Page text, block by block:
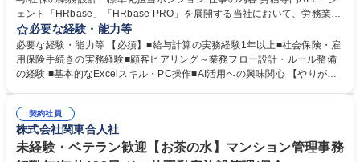
ェント「HRbase」「HRbase PRO」を展開する当社において、労務業務
のオペレーション設計担当をクライアントの課題や要望をヒアリングし、
業務設計やシステム設定へと落とし込むポジションです。 【具体的に
は】・業務オペレーション設計（要件定義/顧客ヒアリング/業務オペレー
ションの洗い出し、ルール整備、システム設定) ・業務マニュアル作成、
（年調等の年次業務など） 募集職種 【フルリモート/フルフレックス】給
与/社保の業務設計・標準化担当ポジション
必要な経験・能力等
必要な経験・能力等 【必須】■給与計算の実務経験1年以上■社会保険・雇
用保険手続きの実務経験■顧客ヒアリング～業務フロー設計・ルール整備
の経験 ■基本的なExcelスキル・PC操作■AI活用への興味関心 【やりが
る設計にとどまらず、ご自身が現場のエキスパートとしてオペレーション
を実行する機会もあり、実務と改善の両面でスキルを発揮できる環境で
す。 学歴・資格 学歴：大学院 大学 高専 短大 専修学校 高校 語学力： 資
契約社員
株式会社関東合人社
未経験・ベテラン歓迎【お茶の水】マンション管理事務